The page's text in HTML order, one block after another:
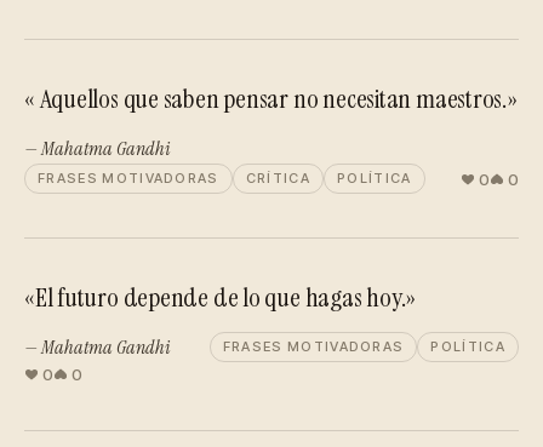
« Aquellos que saben pensar no necesitan maestros.»
— Mahatma Gandhi
FRASES MOTIVADORAS CRÍTICA POLÍTICA 0 0
«El futuro depende de lo que hagas hoy.»
— Mahatma Gandhi FRASES MOTIVADORAS POLÍTICA
0 0